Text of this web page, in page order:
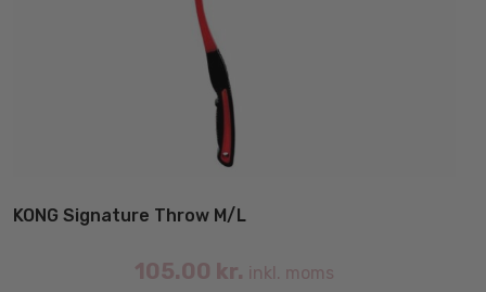
KONG Signature Throw M/L
105.00 kr. inkl. moms